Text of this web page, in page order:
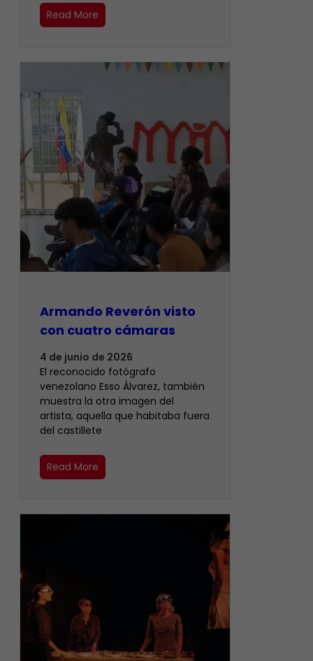
Read More
Armando Reverón visto
con cuatro cámaras
4 de junio de 2026
‎El reconocido fotógrafo
venezolano Esso Álvarez, también
muestra la otra imagen del
artista, aquella que habitaba fuera
del castillete ‎
Read More